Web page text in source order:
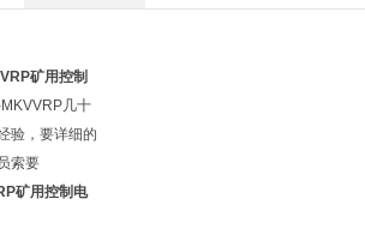
矿用控制
几十
验，要详细的
索要
矿用控制电